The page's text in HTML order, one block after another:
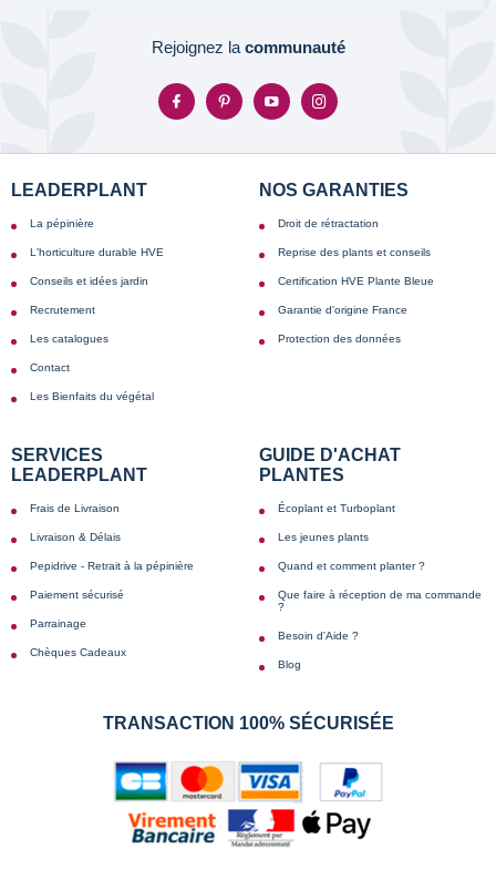
Rejoignez la communauté
LEADERPLANT
La pépinière
L'horticulture durable HVE
Conseils et idées jardin
Recrutement
Les catalogues
Contact
Les Bienfaits du végétal
NOS GARANTIES
Droit de rétractation
Reprise des plants et conseils
Certification HVE Plante Bleue
Garantie d'origine France
Protection des données
SERVICES
LEADERPLANT
Frais de Livraison
Livraison & Délais
Pepidrive - Retrait à la pépinière
Paiement sécurisé
Parrainage
Chèques Cadeaux
GUIDE D'ACHAT
PLANTES
Écoplant et Turboplant
Les jeunes plants
Quand et comment planter ?
Que faire à réception de ma commande
?
Besoin d'Aide ?
Blog
TRANSACTION 100% SÉCURISÉE